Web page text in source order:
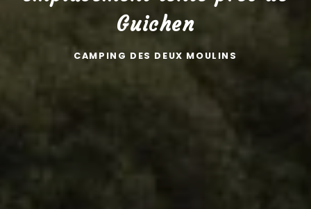
Guichen
CAMPING DES DEUX MOULINS